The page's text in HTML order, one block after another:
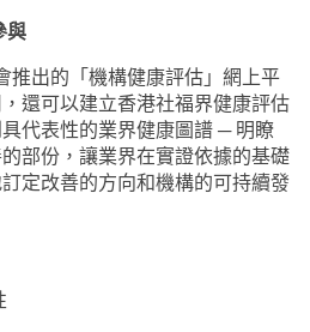
與
推出的「機構健康評估」網上平
還可以建立香港社福界健康評估
代表性的業界健康圖譜 ─ 明瞭
部份，讓業界在實證依據的基礎
定改善的方向和機構的可持續發